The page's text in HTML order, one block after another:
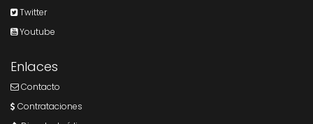
Twitter
Youtube
Enlaces
Contacto
Contrataciones